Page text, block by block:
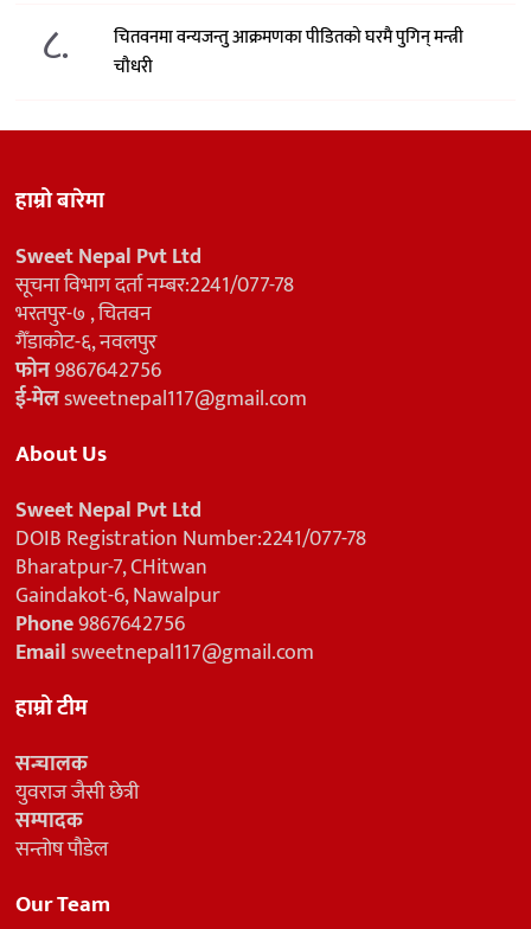
८.
चितवनमा वन्यजन्तु आक्रमणका पीडितको घरमै पुगिन् मन्त्री
चौधरी
हाम्रो बारेमा
Sweet Nepal Pvt Ltd
सूचना विभाग दर्ता नम्बर:2241/077-78
भरतपुर-७ , चितवन
गैँडाकोट-६, नवलपुर
फोन9867642756
ई-मेलsweetnepal117@gmail.com
About Us
Sweet Nepal Pvt Ltd
DOIB Registration Number:2241/077-78
Bharatpur-7, CHitwan
Gaindakot-6, Nawalpur
Phone9867642756
Emailsweetnepal117@gmail.com
हाम्रो टीम
सन्चालक
युवराज जैसी छेत्री
सम्पादक
सन्तोष पौडेल
Our Team